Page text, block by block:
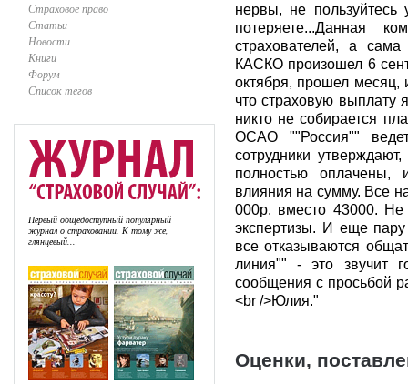
Страховое право
Статьи
Новости
Книги
Форум
Список тегов
Первый общедоступный популярный
журнал о страховании. К тому же,
глянцевый...
нервы, не
потеряете...Данная
страхователей, а
КАСКО произошел 6
октября, прошел
что страховую выплату
никто не собирается
ОСАО ""Россия""
сотрудники
полностью оплачены,
влияния на сумму. Все
000р. вместо 43000. Не
экспертизы. И еще пару
все отказываются
линия"" - это звучит
сообщения с просьбой
<br />Юлия."
Оценки,